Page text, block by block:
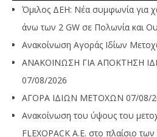
Όμιλος ΔΕΗ: Νέα συμφωνία για
άνω των 2 GW σε Πολωνία και
Ανακοίνωση Αγοράς Ιδίων
ΑΝΑΚΟΙΝΩΣΗ ΓΙΑ ΑΠΟΚΤΗΣΗ
07/08/2026
ΑΓΟΡΑ ΙΔΙΩΝ ΜΕΤΟΧΩΝ 07/08/
Ανακοίνωση του ύψους του
FLEXOPACK A.E. στο πλαίσιο